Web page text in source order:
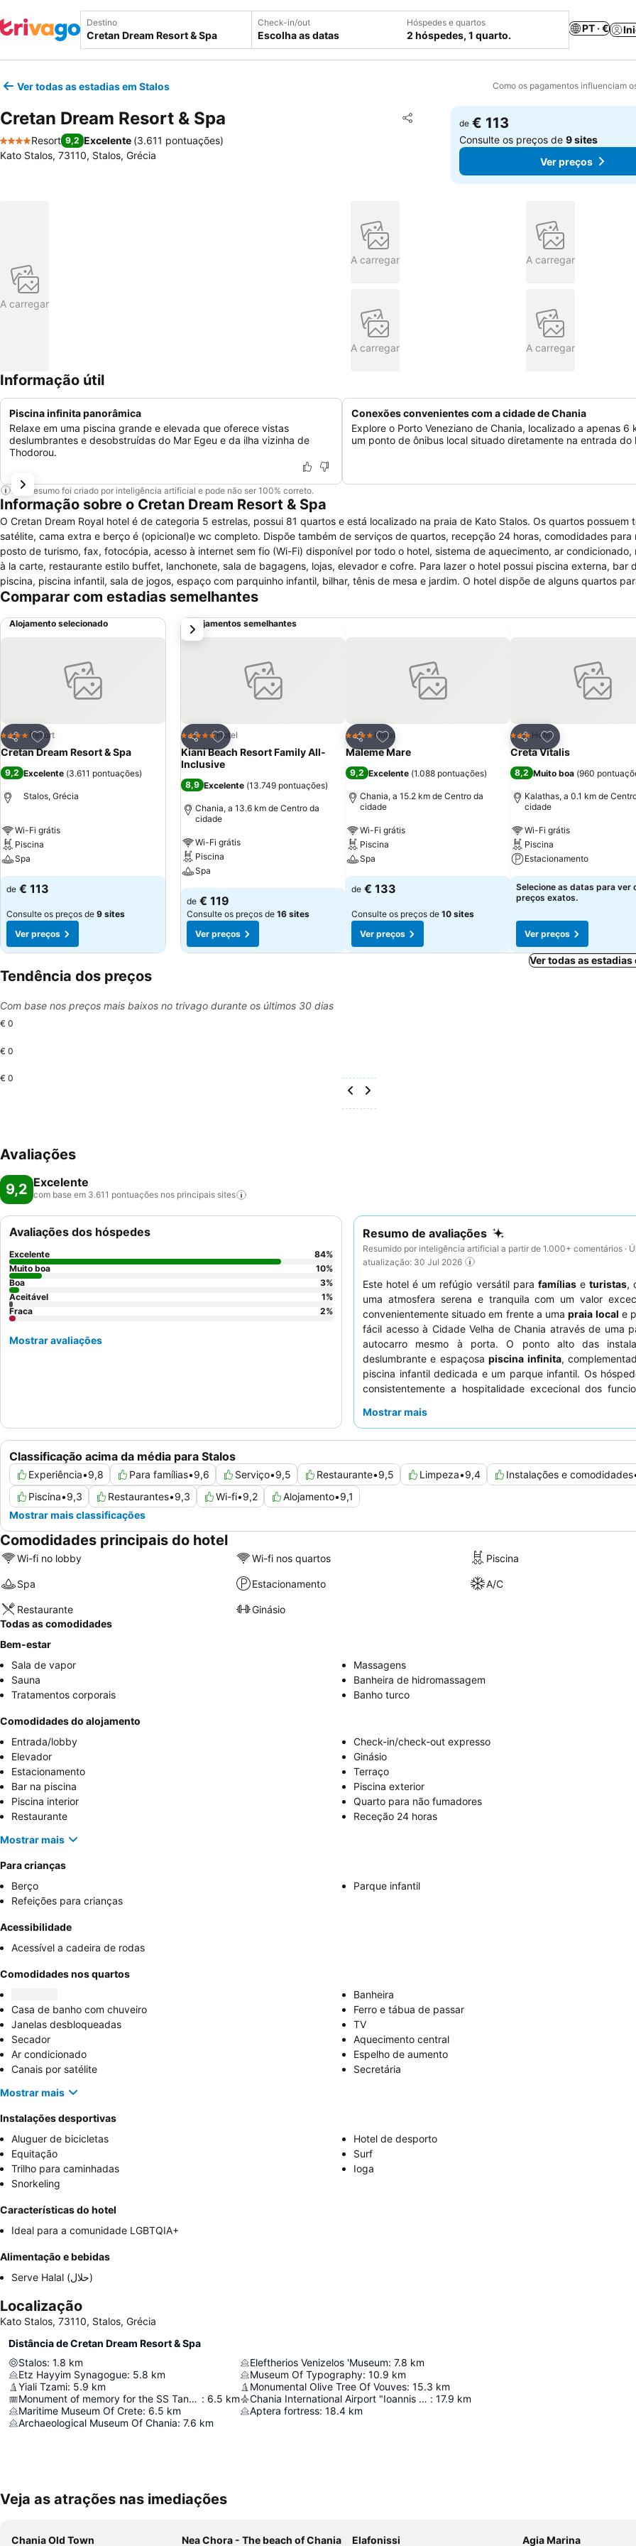
Destino Check-in/out
Escolha as datas
Hóspedes e quartos
2 hóspedes, 1 quarto.
PT · €
Ver todas as estadias em Stalos Como os pagamentos influenciam
Cretan Dream Resort & Spa Partilhar
Adicionar aos favoritos
4 Estrelas
Resort 9,2 Excelente (3.611 pontuações)
Kato Stalos, 73110, Stalos, Grécia
de € 113
Consulte os preços de9 sites
Ver preços
A carregar
A carregar A carregar
A carregar A carregar
Informação útil
Piscina infinita panorâmica
Relaxe em uma piscina grande e elevada que oferece vistas
deslumbrantes e desobstruídas do Mar Egeu e da ilha vizinha de
Thodorou.
Conexões convenientes com a cidade de Chania
Explore o Porto Veneziano de Chania, localizado a apenas 6
um ponto de ônibus local situado diretamente na entrada do
Este resumo foi criado por inteligência artificial e pode não ser 100% correto.
Informação sobre o Cretan Dream Resort & Spa
O Cretan Dream Royal hotel é de categoria 5 estrelas, possui 81 quartos e está localizado na praia de Kato Stalos. Os quartos possuem
satélite, cama extra e berço é (opicional)e wc completo. Dispõe também de serviços de quartos, recepção 24 horas, comodidades para
posto de turismo, fax, fotocópia, acesso à internet sem fio (Wi-Fi) disponível por todo o hotel, sistema de aquecimento, ar condicionado,
à la carte, restaurante estilo buffet, lanchonete, sala de bagagens, lojas, elevador e cofre. Para lazer o hotel possui piscina externa, bar
piscina, piscina infantil, sala de jogos, espaço com parquinho infantil, bilhar, tênis de mesa e jardim. O hotel dispõe de alguns quartos
fumantes e de estacionamento privado disponível no local.
Comparar com estadias semelhantes
Alojamento selecionado
Partilhar
Adicionar aos favoritos
4 EstrelasResort
Cretan Dream Resort & Spa
9,2 Excelente (3.611 pontuações)
Stalos, Grécia
Wi-Fi grátis
Piscina
Spa
de € 113
Consulte os preços de 9 sites
Ver preços
Alojamentos semelhantes
Partilhar
Adicionar aos favoritos
5 EstrelasHotel
Kiani Beach Resort Family All-
Inclusive
8,9 Excelente (13.749 pontuações)
Chania, a 13.6 km de Centro da
cidade
Wi-Fi grátis
Piscina
Spa
de € 119
Consulte os preços de 16 sites
Ver preços
Partilhar
Adicionar aos favoritos
4 EstrelasHotel
Maleme Mare
9,2 Excelente (1.088 pontuações)
Chania, a 15.2 km de Centro da
cidade
Wi-Fi grátis
Piscina
Spa
de € 133
Consulte os preços de 10 sites
Ver preços
Partilhar
Adicionar aos
3 Estrelas
Hotel
Creta Vitalis
8,2 Muito boa (960
Kalathas, a 0.1 km de
cidade
Wi-Fi grátis
Piscina
Estacionamento
Selecione as datas para ver
preços exatos.
Ver preços
próximo
Ver todas as estadias
Tendência dos preços
Com base nos preços mais baixos no trivago durante os últimos 30 dias
€ 0
€ 0
€ 0
Avaliações
9,2 Excelente
com base em 3.611 pontuações nos principais sites
Resumo de avaliações
Resumido por inteligência artificial a partir de 1.000+ comentários ·
atualização: 30 Jul 2026
Este hotel é um refúgio versátil para famíliase turistas,
uma atmosfera serena e tranquila com um valor
convenientemente situado em frente a umapraia local e
fácil acesso à Cidade Velha de Chania através de uma
autocarro mesmo à porta. O ponto alto das
deslumbrante e espaçosapiscina infinita,
piscina infantil dedicada e um parque infantil. Os
consistentemente a hospitalidade excecional dos
grande variedade de opções frescas e de qualidade.
Mostrar mais
Classificação acima da média para Stalos
Experiência•9,8 Para famílias•9,6 Serviço•9,5 Restaurante•9,5 Limpeza•9,4 Instalações e comodidades
Piscina•9,3 Restaurantes•9,3 Wi-fi•9,2 Alojamento•9,1
Mostrar mais classificações
Avaliações dos hóspedes
Excelente 84%
Muito boa
10%
Boa
3%
Aceitável
1%
Fraca
2%
Mostrar avaliações
Comodidades principais do hotel
Wi-fi no lobby Wi-fi nos quartos Piscina
Spa Estacionamento A/C
Restaurante
Ginásio
Todas as comodidades
Bem-estar
Sala de vapor
Massagens
Sauna
Banheira de hidromassagem
Tratamentos corporais
Banho turco
Comodidades do alojamento
Entrada/lobby
Check-in/check-out expresso
Elevador
Ginásio
Estacionamento
Terraço
Bar na piscina
Piscina exterior
Piscina interior
Quarto para não fumadores
Restaurante
Receção 24 horas
Mostrar mais
Para crianças
Berço
Parque infantil
Refeições para crianças
Acessibilidade
Acessível a cadeira de rodas
Comodidades nos quartos
Banheira
Casa de banho com chuveiro
Ferro e tábua de passar
Janelas desbloqueadas
TV
Secador
Aquecimento central
Ar condicionado
Espelho de aumento
Canais por satélite
Secretária
Mostrar mais
Instalações desportivas
Aluguer de bicicletas
Hotel de desporto
Equitação
Surf
Trilho para caminhadas
Ioga
Snorkeling
Características do hotel
Ideal para a comunidade LGBTQIA+
Alimentação e bebidas
Serve Halal (حلال)
Localização
Kato Stalos, 73110, Stalos, Grécia
Distância de Cretan Dream Resort & Spa
Stalos: 1.8 km
Etz Hayyim Synagogue: 5.8 km
Yiali Tzami: 5.9 km
Monument of memory for the SS Tanais. : 6.5 km
Maritime Museum Of Crete: 6.5 km
Archaeological Museum Of Chania: 7.6 km
Eleftherios Venizelos 'Museum: 7.8 km
Museum Of Typography: 10.9 km
Monumental Olive Tree Of Vouves: 15.3 km
Chania International Airport "Ioannis Daskalogiannis" : 17.9 km
Aptera fortress: 18.4 km
Veja as atrações nas imediações
Chania Old Town Nea Chora - The beach of Chania Elafonissi Agia Marina